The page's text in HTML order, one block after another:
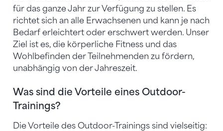
für das ganze Jahr zur Verfügung zu stellen. Es
richtet sich an alle Erwachsenen und kann je nach
Bedarf erleichtert oder erschwert werden. Unser
Ziel ist es, die körperliche Fitness und das
Wohlbefinden der Teilnehmenden zu fördern,
unabhängig von der Jahreszeit.
Was sind die Vorteile eines Outdoor-
Trainings?
Die Vorteile des Outdoor-Trainings sind vielseitig: